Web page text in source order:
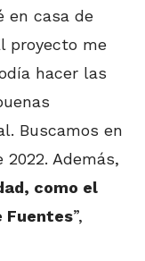
en casa de
proyecto me
hacer las
Buscamos en
Además,
como el
Fuentes”,